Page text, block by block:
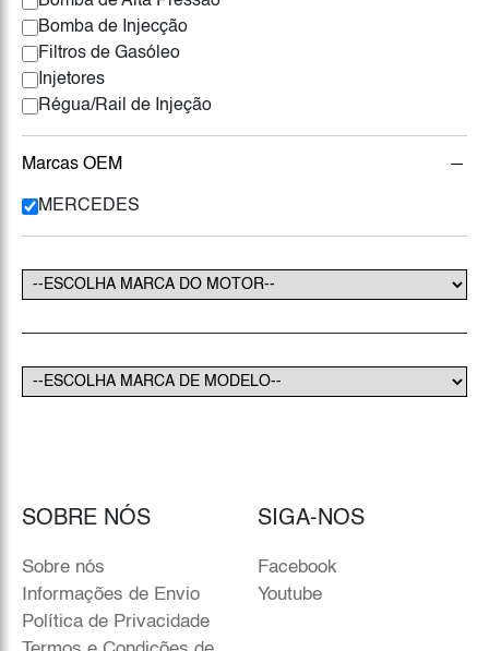
Bomba de Injecção
Filtros de Gasóleo
Injetores
Régua/Rail de Injeção
Marcas OEM
MERCEDES
SOBRE NÓS
Sobre nós
Informações de Envio
Política de Privacidade
SIGA-NOS
Facebook
Youtube